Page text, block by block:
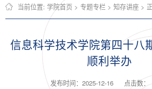
当前位置:学院首页 >专题专栏 >知存讲座 >
信息科学技术学院第四十八
顺利举办
发布时间：2025-12-16 点击数：